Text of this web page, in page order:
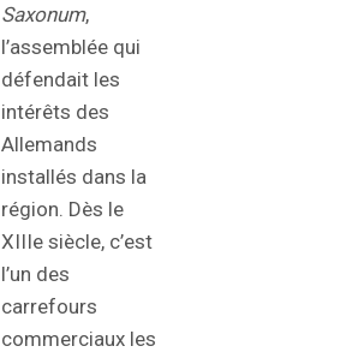
Saxonum,
l’assemblée qui
défendait les
intérêts des
Allemands
installés dans la
région. Dès le
XIIIe siècle, c’est
l’un des
carrefours
commerciaux les